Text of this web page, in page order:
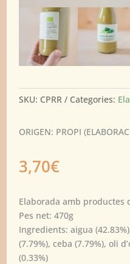
SKU: CPRR Categories:
ORIGEN: PROPI
3,70€
Elaborada amb productes
Pes net: 470g
Ingredients: aigua
(7.79%), ceba (7.79%), oli
(0.33%)